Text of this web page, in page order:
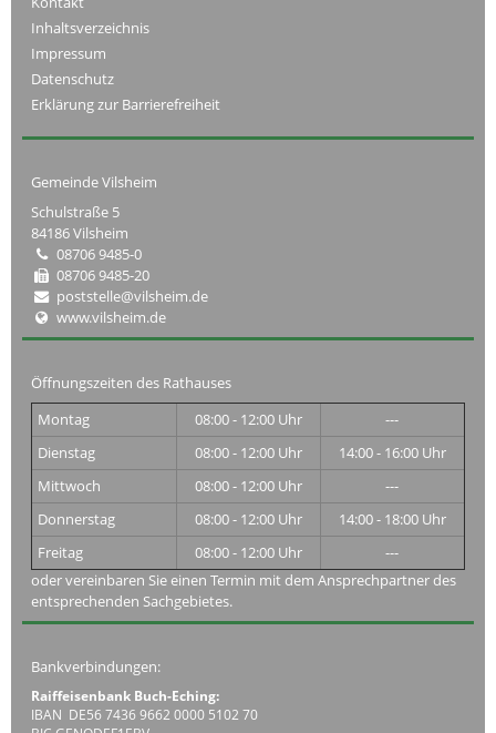
Inhaltsverzeichnis
Impressum
Datenschutz
Erklärung zur Barrierefreiheit
Gemeinde Vilsheim
Schulstraße 5
84186 Vilsheim
08706 9485-0
08706 9485-20
poststelle@vilsheim.de
www.vilsheim.de
Öffnungszeiten des Rathauses
Montag
08:00 - 12:00 Uhr
---
Dienstag
08:00 - 12:00 Uhr
14:00 - 16:00 Uhr
Mittwoch
08:00 - 12:00 Uhr
---
Donnerstag
08:00 - 12:00 Uhr
14:00 - 18:00 Uhr
Freitag
08:00 - 12:00 Uhr
---
oder vereinbaren Sie einen Termin mit dem Ansprechpartner des
entsprechenden Sachgebietes.
Bankverbindungen:
Raiffeisenbank Buch-Eching:
IBAN DE56 7436 9662 0000 5102 70